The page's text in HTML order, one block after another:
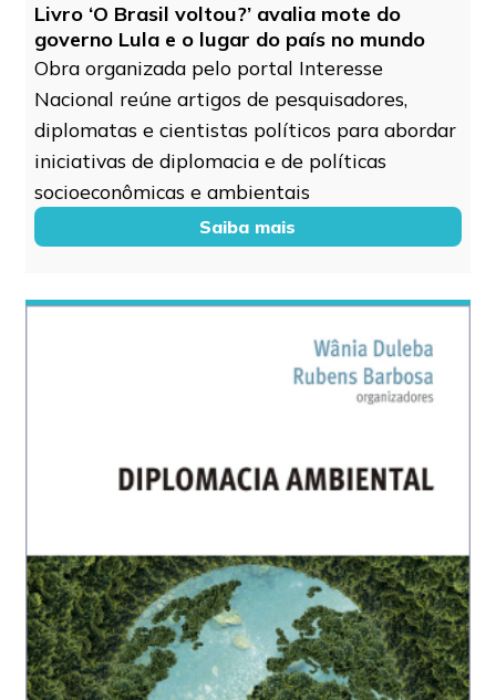
Livro ‘O Brasil voltou?’ avalia mote do
governo Lula e o lugar do país no mundo
Obra organizada pelo portal Interesse
Nacional reúne artigos de pesquisadores,
diplomatas e cientistas políticos para abordar
iniciativas de diplomacia e de políticas
socioeconômicas e ambientais
Saiba mais